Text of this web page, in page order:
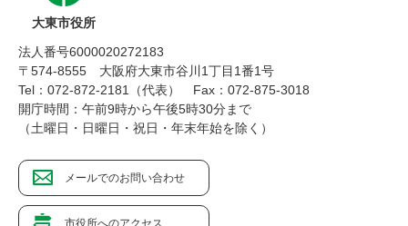
大東市役所
法人番号6000020272183
〒574-8555 大阪府大東市谷川1丁目1番1号
Tel：072-872-2181（代表）
Fax：072-875-3018
開庁時間：午前9時から午後5時30分まで
（土曜日・日曜日・祝日・年末年始を除く）
メールでのお問い合わせ